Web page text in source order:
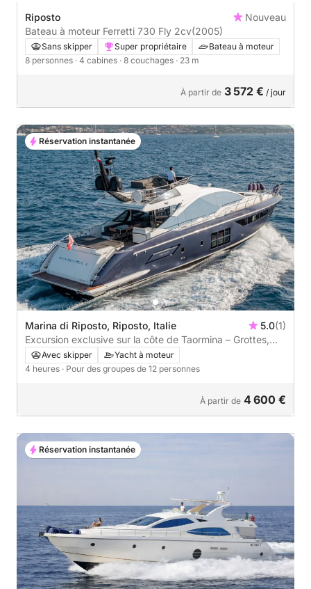
Riposto
Nouveau
Bateau à moteur Ferretti 730 Fly 2cv(2005)
Sans skipper Super propriétaire
Bateau à moteur
8 personnes · 4 cabines · 8 couchages · 23 m
À partir de 3 572 € / jour
Marina di Riposto, Riposto, Italie 5.0(1)
Excursion exclusive sur la côte de Taormina – Grottes,
baies et eaux turquoise
Avec skipper
Yacht à moteur
4 heures · Pour des groupes de 12 personnes
À partir de 4 600 €
Réservation instantanée
Réservation instantanée